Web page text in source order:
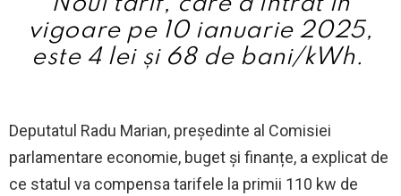
vigoare pe 10 ianuarie 2025,
este 4 lei și 68 de bani/kWh.
Deputatul Radu Marian, președinte al Comisiei
parlamentare economie, buget și finanțe, a explicat de
ce statul va compensa tarifele la primii 110 kw de